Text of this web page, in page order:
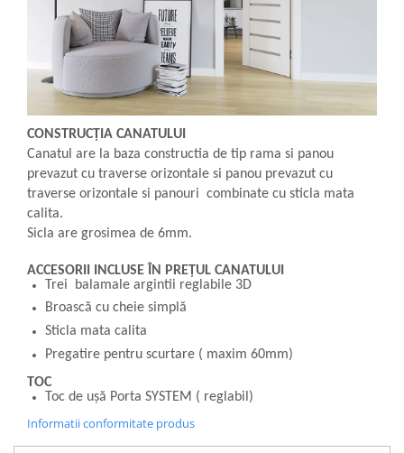
CONSTRUCȚIA CANATULUI
Canatul are la baza constructia de tip rama si panou
prevazut cu traverse orizontale si panou prevazut cu
traverse orizontale si panouri combinate cu sticla mata
calita.
Sicla are grosimea de 6mm.
ACCESORII INCLUSE ÎN PREȚUL CANATULUI
Trei balamale argintii reglabile 3D
Broască cu cheie simplă
Sticla mata calita
Pregatire pentru scurtare ( maxim 60mm)
TOC
Toc de ușă Porta SYSTEM ( reglabil)
Informatii conformitate produs